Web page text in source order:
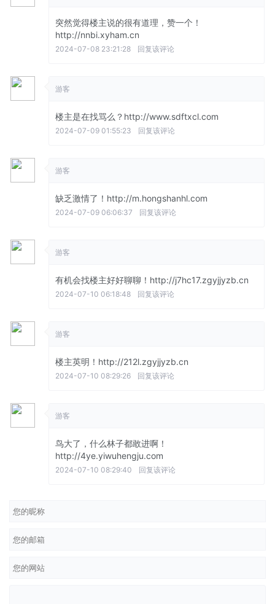
突然觉得楼主说的很有道理，赞一个！
http://nnbi.xyham.cn
2024-07-08 23:21:28 回复该评论
游客
楼主是在找骂么？http://www.sdftxcl.com
2024-07-09 01:55:23 回复该评论
游客
缺乏激情了！http://m.hongshanhl.com
2024-07-09 06:06:37 回复该评论
游客
有机会找楼主好好聊聊！http://j7hc17.zgyjjyzb.cn
2024-07-10 06:18:48 回复该评论
游客
楼主英明！http://212l.zgyjjyzb.cn
2024-07-10 08:29:26 回复该评论
游客
鸟大了，什么林子都敢进啊！
http://4ye.yiwuhengju.com
2024-07-10 08:29:40 回复该评论